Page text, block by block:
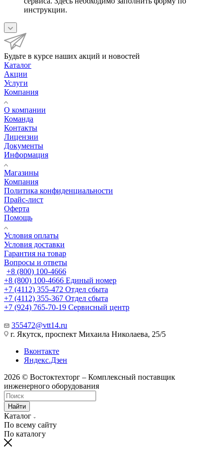
инструкции.
Будьте в курсе наших акций и новостей
Каталог
Акции
Услуги
Компания
О компании
Команда
Контакты
Лицензии
Документы
Информация
Магазины
Компания
Политика конфиденциальности
Прайс-лист
Оферта
Помощь
Условия оплаты
Условия доставки
Гарантия на товар
Вопросы и ответы
+8 (800) 100-4666
+8 (800) 100-4666 Единый номер
+7 (4112) 355-472 Отдел сбыта
+7 (4112) 355-367 Отдел сбыта
+7 (924) 765-70-19 Сервисный центр
355472@vtt14.ru
г. Якутск, проспект Михаила Николаева, 25/5
Вконтакте
Яндекс.Дзен
2026 © Востоктехторг – Комплексный поставщик
инженерного оборудования
Найти
Каталог
По всему сайту
По каталогу